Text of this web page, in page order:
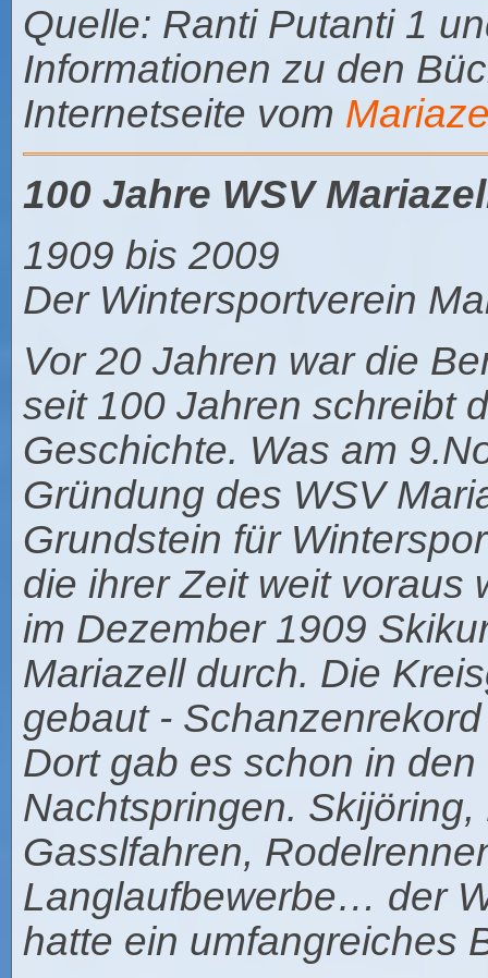
Quelle: Ranti Putanti 1
Informationen zu den
Internetseite vom
100 Jahre WSV
1909 bis 2009
Der Wintersportverein
Vor 20 Jahren war die
seit 100 Jahren schreibt
Geschichte. Was am
Gründung des WSV
Grundstein für
die ihrer Zeit weit voraus
im Dezember 1909
Mariazell durch. Die
gebaut -
Dort gab es schon in
Nachtspringen.
Gasslfahren,
Langlaufbewerbe… der
hatte ein umfangreiches